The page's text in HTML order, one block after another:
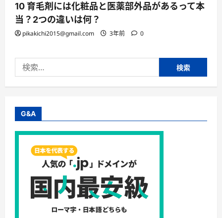
10 育毛剤には化粧品と医薬部外品があるって本
当？2つの違いは何？
pikakichi2015@gmail.com 3年前 0
索:
G&A